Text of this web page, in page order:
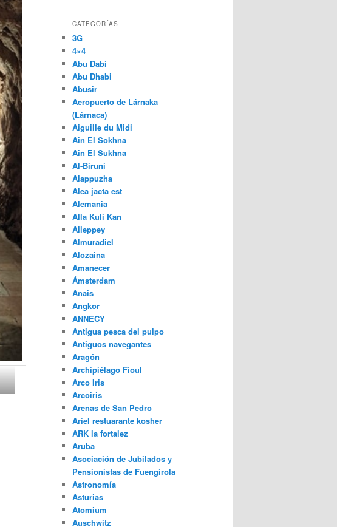
CATEGORÍAS
3G
4×4
Abu Dabi
Abu Dhabi
Abusir
Aeropuerto de Lárnaka
(Lárnaca)
Aiguille du Midi
Ain El Sokhna
Ain El Sukhna
Al-Biruni
Alappuzha
Alea jacta est
Alemania
Alla Kuli Kan
Alleppey
Almuradiel
Alozaina
Amanecer
Ámsterdam
Anais
Angkor
ANNECY
Antigua pesca del pulpo
Antiguos navegantes
Aragón
Archipiélago Fioul
Arco Iris
Arcoiris
Arenas de San Pedro
Ariel restuarante kosher
ARK la fortalez
Aruba
Asociación de Jubilados y
Pensionistas de Fuengirola
Astronomía
Asturias
Atomium
Auschwitz